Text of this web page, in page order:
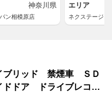
神奈川県
ン相模原店
エリア
ネクステージ
ブリッド 禁煙車 ＳＤ
ドア ドライブレコー